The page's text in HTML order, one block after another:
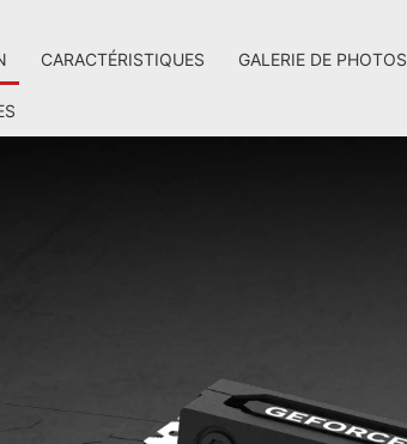
CARACTÉRISTIQUES GALERIE DE PHOTOS